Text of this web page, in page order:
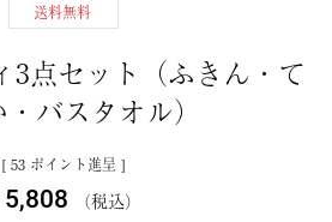
送料無料
3点セット（ふきん・て
バスタオル）
[ 53 ポイント進呈 ]
5,808 税込